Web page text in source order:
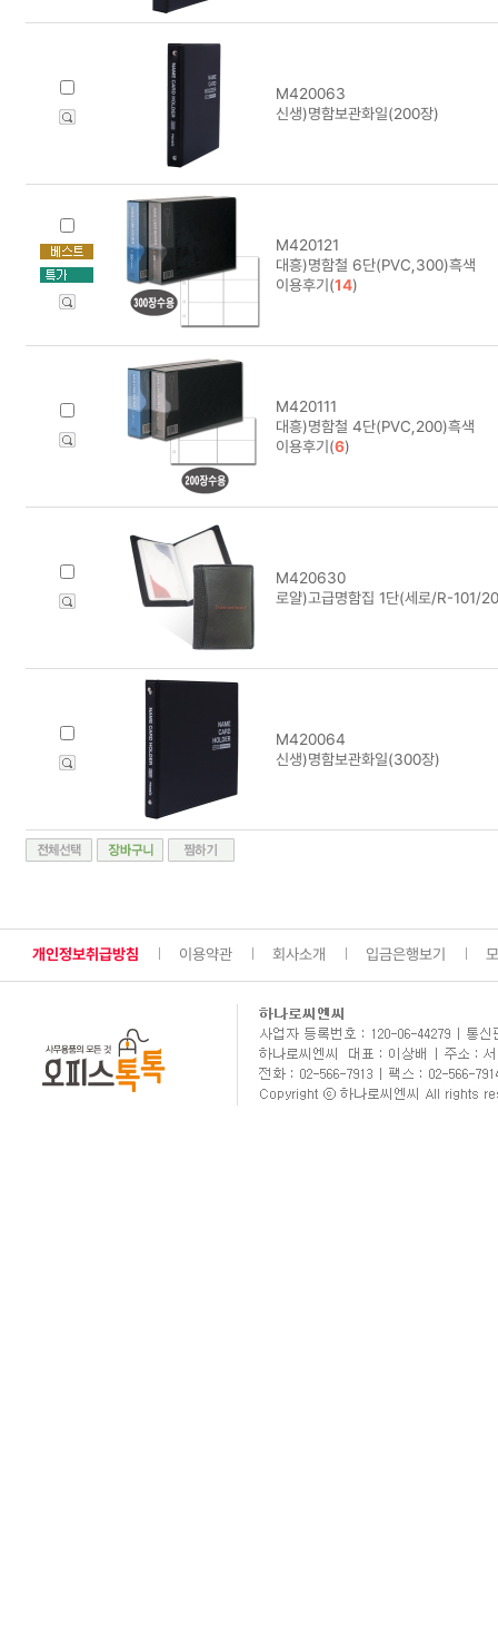
M420063
신생)명함보관화일(200장)
M420121
대흥)명함철 6단(PVC,300)흑색
이용후기(14)
M420111
대흥)명함철 4단(PVC,200)흑색
이용후기(6)
M420630
로얄)고급명함집 1단(세로/R-101/
M420064
신생)명함보관화일(300장)
개인정보취급방침 이용약관 회사소개 입금은행보기